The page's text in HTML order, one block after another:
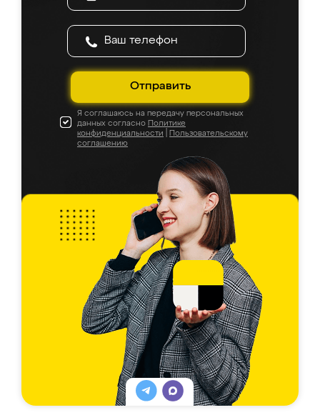
Отправить
Я соглашаюсь на передачу персональных
данных согласно Политике
конфиденциальности
Пользовательскому
соглашению